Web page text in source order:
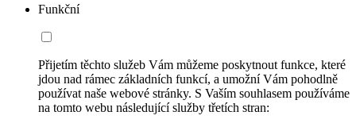
Funkční
Přijetím těchto služeb Vám můžeme poskytnout funkce, které
jdou nad rámec základních funkcí, a umožní Vám pohodlně
používat naše webové stránky. S Vaším souhlasem používáme
na tomto webu následující služby třetích stran: